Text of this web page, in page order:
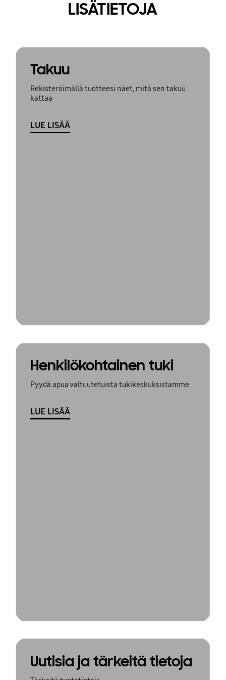
LISÄTIETOJA
Takuu
Rekisteröimällä tuotteesi näet, mitä sen takuu
kattaa
LUE LISÄÄ
Henkilökohtainen tuki
Pyydä apua valtuutetuista tukikeskuksistamme
LUE LISÄÄ
Uutisia ja tärkeitä tietoja